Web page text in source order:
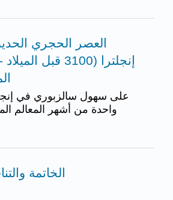
على سهول سالزبوري في
واحدة من أشهر المعالم
3.9: الخاتمة